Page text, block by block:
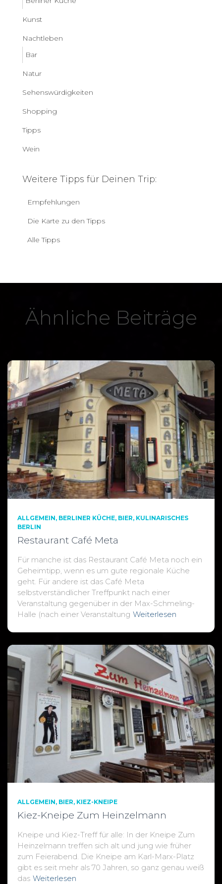
Kunst
Nachtleben
Bar
Natur
Sehenswürdigkeiten
Shopping
Tipps
Wein
Weitere Tipps für Deinen Trip:
Empfehlungen
Die Karte zu den Tipps
Alle Tipps
Ähnliche Beiträge
ALLGEMEIN BERLINER KÜCHE BIER KULINARISCHES
BERLIN
Restaurant Café Meta
Für manche ist das Restaurant Café Meta noch ein
Geheimtipp, wenn es um gute regionale Küche
geht. Für andere ist das Café Meta
selbstverständlicher Treffpunkt nach einer
Veranstaltung gegenüber in der Max-Schmeling-
Halle (nach einer Veranstaltung Weiterlesen
ALLGEMEIN BIER KIEZ-KNEIPE
Kiez-Kneipe Zum Heinzelmann
Kneipe und Kiez-Treff für alle: In der Kneipe Zum
Heinzelmann treffen sich alt und jung wie früher
zum Feierabend. Die Kneipe am Karl-Marx-Platz
gibt es seit mehr als 70 Jahren, so ganz genau weiß
das Weiterlesen